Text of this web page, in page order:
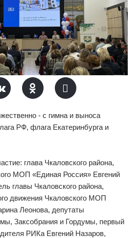
- с гимна и выноса
РФ, флага Екатеринбурга и
глава Чкаловского района,
МОП «Единая Россия» Евгений
главы Чкаловского района,
движения Чкаловского МОП
Леонова, депутаты
Заксобрания и Гордумы, первый
РИКа Евгений Назаров,